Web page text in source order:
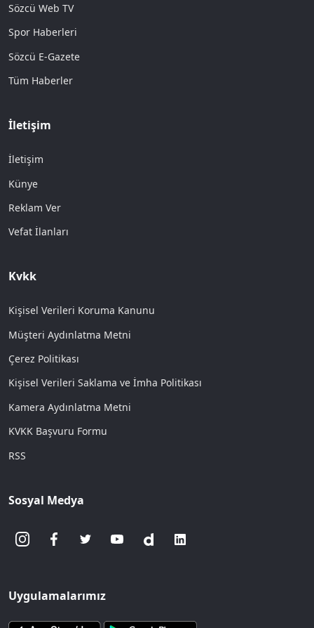
Sözcü Web TV
Spor Haberleri
Sözcü E-Gazete
Tüm Haberler
İletişim
İletişim
Künye
Reklam Ver
Vefat İlanları
Kvkk
Kişisel Verileri Koruma Kanunu
Müşteri Aydınlatma Metni
Çerez Politikası
Kişisel Verileri Saklama ve İmha Politikası
Kamera Aydınlatma Metni
KVKK Başvuru Formu
RSS
Sosyal Medya
Uygulamalarımız